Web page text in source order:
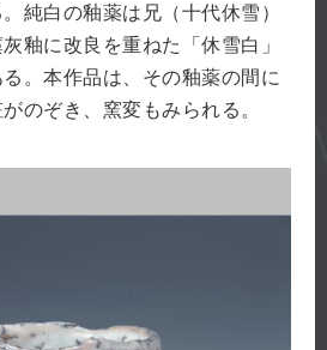
純白の釉薬は兄（十代休雪）
釉に改良を重ねた「休雪白」
。本作品は、その釉薬の間に
のぞき、窯変もみられる。